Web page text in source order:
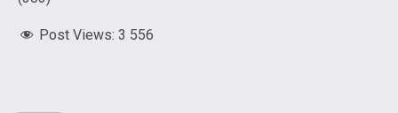
Post Views: 3 556